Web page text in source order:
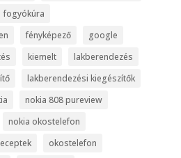
fogyókúra
fényképező
google
kiemelt
lakberendezés
lakberendezési kiegészítők
nokia 808 pureview
nokia okostelefon
okostelefon